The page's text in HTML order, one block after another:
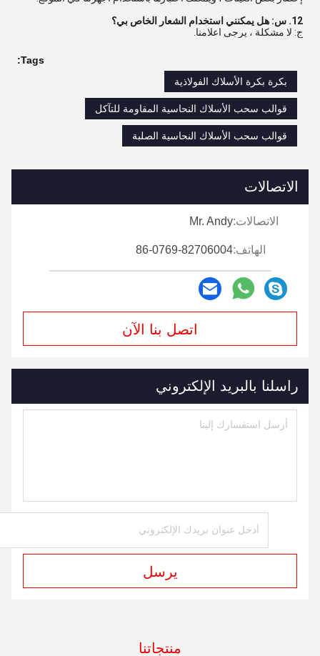
12. س: هل يمكنني استخدام الشعار الخاص بي؟
ج: لا مشكلة ، يرجى اعلامنا.
Tags:
بكرة بكرة الأسلاك الفولاذية
قوالب سحب الأسلاك النحاسية المقاومة للتآكل
قوالب سحب الأسلاك النحاسية الصلبة
الاتصالات
الاتصالات:Mr. Andy
الهاتف:86-0769-82706004
اتصل بنا الآن
راسلنا بالبريد الإلكتروني
يرسل
منتجاتنا